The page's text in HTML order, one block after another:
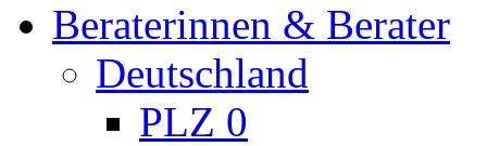
Beraterinnen & Berater
Deutschland
PLZ 0